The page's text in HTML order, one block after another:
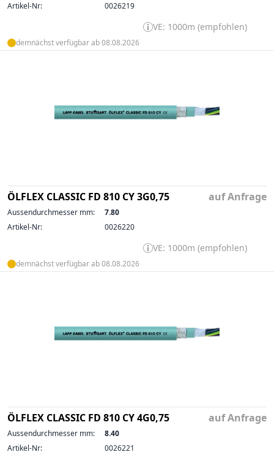
Artikel-Nr:
0026219
VE: 1000m (empfohlen)
demnächst verfügbar ab 08.08.2026
ÖLFLEX CLASSIC FD 810 CY 3G0,75 auf Anfrage
Aussendurchmesser mm:
7.80
Artikel-Nr:
0026220
VE: 1000m (empfohlen)
demnächst verfügbar ab 08.08.2026
ÖLFLEX CLASSIC FD 810 CY 4G0,75 auf Anfrage
Aussendurchmesser mm:
8.40
Artikel-Nr:
0026221